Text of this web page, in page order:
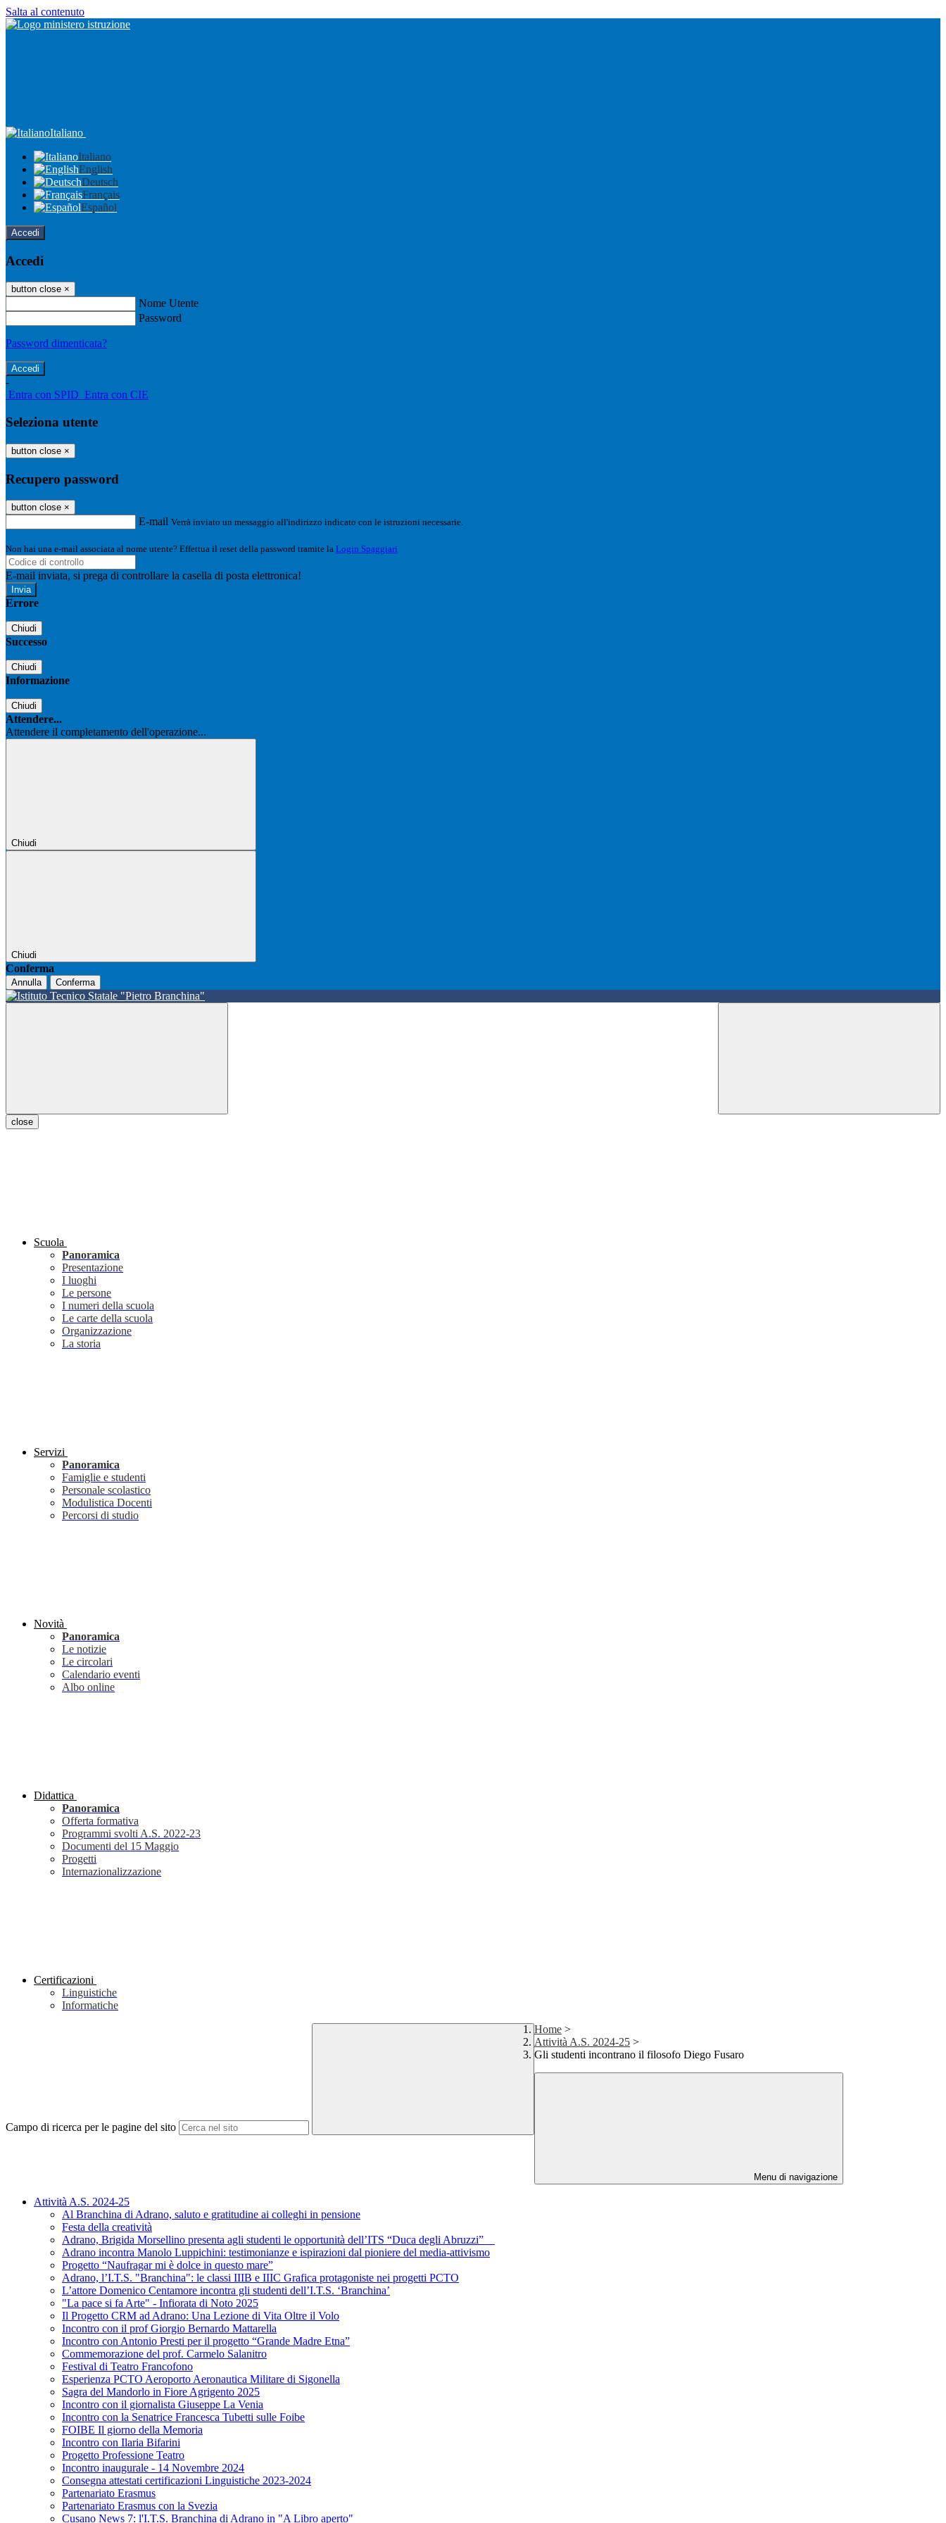
Salta al contenuto
Italiano
Italiano
English
Deutsch
Français
Español
Accedi
Accedi
button close ×
Nome Utente
Password
Password dimenticata?
-
Entra con SPID Entra con CIE
Seleziona utente
button close ×
Recupero password
button close ×
E-mail Verrà inviato un messaggio all'indirizzo indicato con le istruzioni necessarie.
Non hai una e-mail associata al nome utente? Effettua il reset della password tramite la Login Spaggiari
E-mail inviata, si prega di controllare la casella di posta elettronica!
Errore
Chiudi
Successo
Chiudi
Informazione
Chiudi
Attendere...
Attendere il completamento dell'operazione...
Chiudi
Chiudi
Conferma
Annulla Conferma
close
Scuola
Panoramica
Presentazione
I luoghi
Le persone
I numeri della scuola
Le carte della scuola
Organizzazione
La storia
Servizi
Panoramica
Famiglie e studenti
Personale scolastico
Modulistica Docenti
Percorsi di studio
Novità
Panoramica
Le notizie
Le circolari
Calendario eventi
Albo online
Didattica
Panoramica
Offerta formativa
Programmi svolti A.S. 2022-23
Documenti del 15 Maggio
Progetti
Internazionalizzazione
Certificazioni
Linguistiche
Informatiche
Campo di ricerca per le pagine del sito
Home >
Attività A.S. 2024-25 >
Gli studenti incontrano il filosofo Diego Fusaro
Menu di navigazione
Attività A.S. 2024-25
Al Branchina di Adrano, saluto e gratitudine ai colleghi in pensione
Festa della creatività
Adrano, Brigida Morsellino presenta agli studenti le opportunità dell’ITS “Duca degli Abruzzi”
Adrano incontra Manolo Luppichini: testimonianze e ispirazioni dal pioniere del media-attivismo
Progetto “Naufragar mi è dolce in questo mare”
Adrano, l’I.T.S. "Branchina": le classi IIIB e IIIC Grafica protagoniste nei progetti PCTO
L’attore Domenico Centamore incontra gli studenti dell’I.T.S. ‘Branchina’
"La pace si fa Arte" - Infiorata di Noto 2025
Il Progetto CRM ad Adrano: Una Lezione di Vita Oltre il Volo
Incontro con il prof Giorgio Bernardo Mattarella
Incontro con Antonio Presti per il progetto “Grande Madre Etna”
Commemorazione del prof. Carmelo Salanitro
Festival di Teatro Francofono
Esperienza PCTO Aeroporto Aeronautica Militare di Sigonella
Sagra del Mandorlo in Fiore Agrigento 2025
Incontro con il giornalista Giuseppe La Venia
Incontro con la Senatrice Francesca Tubetti sulle Foibe
FOIBE Il giorno della Memoria
Incontro con Ilaria Bifarini
Progetto Professione Teatro
Incontro inaugurale - 14 Novembre 2024
Consegna attestati certificazioni Linguistiche 2023-2024
Partenariato Erasmus
Partenariato Erasmus con la Svezia
Cusano News 7: l'I.T.S. Branchina di Adrano in "A Libro aperto"